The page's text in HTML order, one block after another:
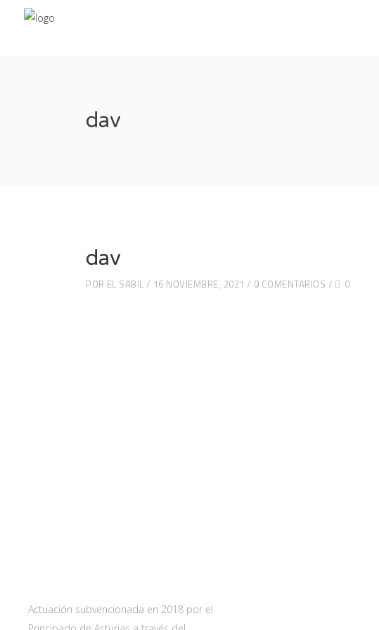
dav
dav
POR EL SABIL 16 NOVIEMBRE, 2021 0 COMENTARIOS 0
Actuación subvencionada en 2018 por el